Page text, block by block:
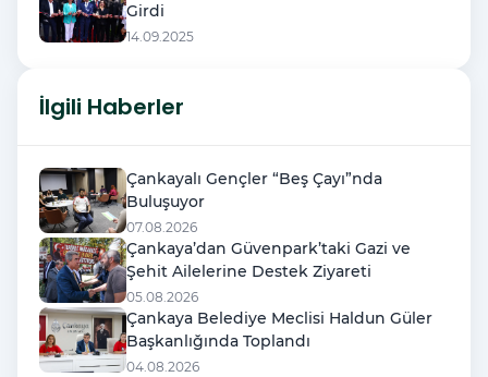
Girdi
14.09.2025
İlgili Haberler
Çankayalı Gençler “Beş Çayı”nda
Buluşuyor
07.08.2026
Çankaya’dan Güvenpark’taki Gazi ve
Şehit Ailelerine Destek Ziyareti
05.08.2026
Çankaya Belediye Meclisi Haldun Güler
Başkanlığında Toplandı
04.08.2026